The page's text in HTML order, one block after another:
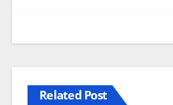
Related Post